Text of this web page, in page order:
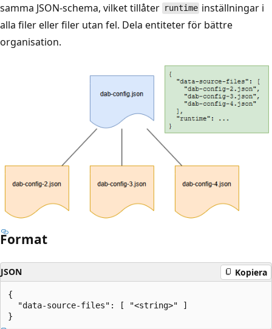
samma JSON-schema, vilket tillåter runtime inställningar i
alla filer eller filer utan fel. Dela entiteter för bättre
organisation.
Format
JSON Kopiera
{
  "data-source-files": [ "<string>" ]